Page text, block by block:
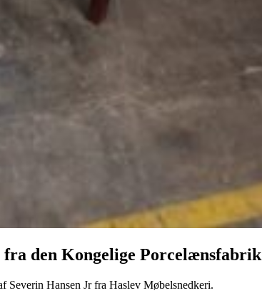
fra den Kongelige Porcelænsfabrik
Severin Hansen Jr fra Haslev Møbelsnedkeri.